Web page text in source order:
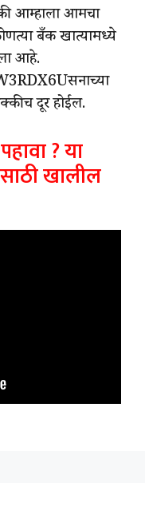
आम्हाला आमचा
बँक खात्यामध्ये
आहे.
दूर होईल.
? या
खालील